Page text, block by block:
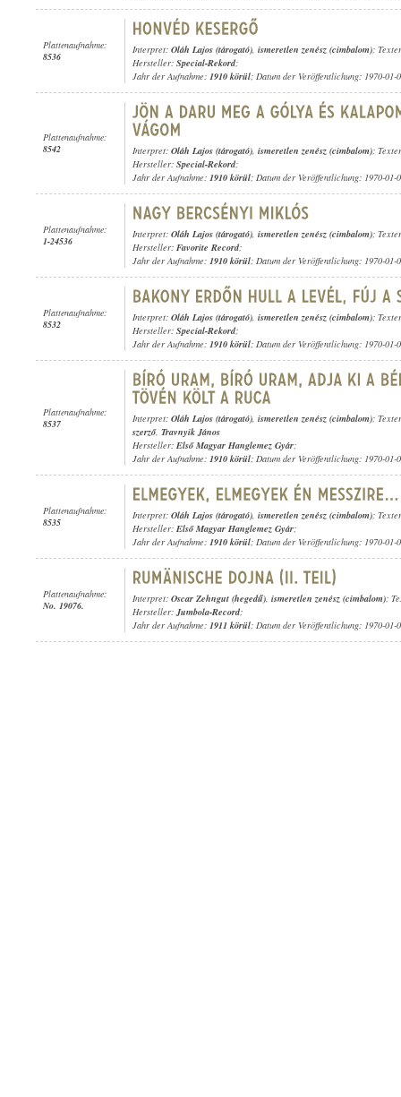
Plattenaufnahme:
8536
Interpret: Oláh Lajos (tárogató), ismeretlen zenész (cimbalom);
Hersteller: Special-Rekord;
Jahr der Aufnahme: 1910 körül; Datum der Veröffentlichung: 1970-01-
Plattenaufnahme:
8542
Interpret: Oláh Lajos (tárogató), ismeretlen zenész (cimbalom);
Hersteller: Special-Rekord;
Jahr der Aufnahme: 1910 körül; Datum der Veröffentlichung: 1970-01-
Plattenaufnahme:
1-24536
Interpret: Oláh Lajos (tárogató), ismeretlen zenész (cimbalom);
Hersteller: Favorite Record;
Jahr der Aufnahme: 1910 körül; Datum der Veröffentlichung: 1970-01-
Plattenaufnahme:
8532
Interpret: Oláh Lajos (tárogató), ismeretlen zenész (cimbalom);
Hersteller: Special-Rekord;
Jahr der Aufnahme: 1910 körül; Datum der Veröffentlichung: 1970-01-
Plattenaufnahme:
8537
Interpret: Oláh Lajos (tárogató), ismeretlen zenész (cimbalom);
szerző, Travnyik János
Hersteller: Első Magyar Hanglemez Gyár;
Jahr der Aufnahme: 1910 körül; Datum der Veröffentlichung: 1970-01-
Plattenaufnahme:
8535
Interpret: Oláh Lajos (tárogató), ismeretlen zenész (cimbalom);
Hersteller: Első Magyar Hanglemez Gyár;
Jahr der Aufnahme: 1910 körül; Datum der Veröffentlichung: 1970-01-
Plattenaufnahme:
No. 19076.
Interpret: Oscar Zehngut (hegedű), ismeretlen zenész (cimbalom);
Hersteller:Jumbola-Record;
Jahr der Aufnahme: 1911 körül; Datum der Veröffentlichung: 1970-01-